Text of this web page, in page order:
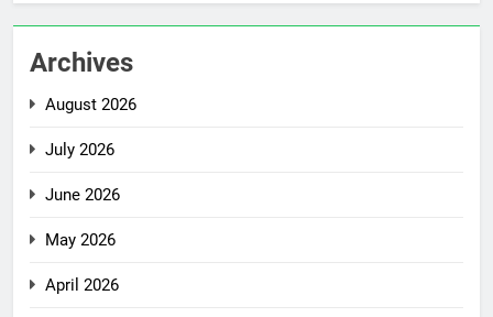
Archives
August 2026
July 2026
June 2026
May 2026
April 2026